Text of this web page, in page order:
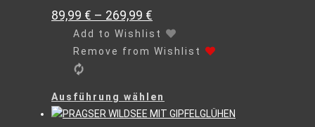
89,99 € – 269,99 €
Add to Wishlist
Remove from Wishlist
Ausführung wählen
Produkt